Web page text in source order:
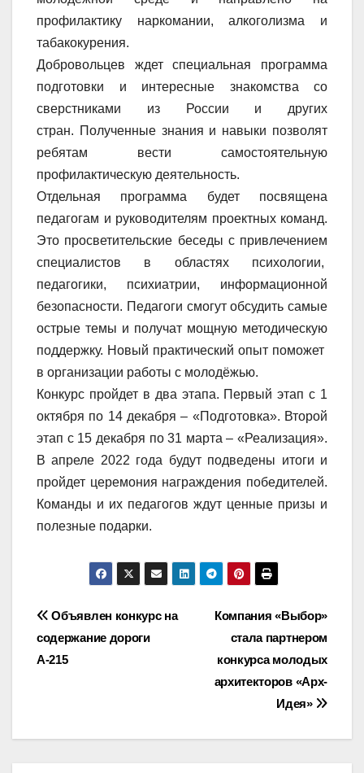
профилактику наркомании, алкоголизма и
табакокурения.
Добровольцев ждет специальная программа
подготовки и интересные знакомства со
сверстниками из России и других
стран. Полученные знания и навыки позволят
ребятам вести самостоятельную
профилактическую деятельность.
Отдельная программа будет посвящена
педагогам и руководителям проектных команд.
Это просветительские беседы с привлечением
специалистов в областях психологии,
педагогики, психиатрии, информационной
безопасности. Педагоги смогут обсудить самые
острые темы и получат мощную методическую
поддержку. Новый практический опыт поможет
в организации работы с молодёжью.
Конкурс пройдет в два этапа. Первый этап с 1
октября по 14 декабря – «Подготовка». Второй
этап с 15 декабря по 31 марта – «Реализация».
В апреле 2022 года будут подведены итоги и
пройдет церемония награждения победителей.
Команды и их педагогов ждут ценные призы и
полезные подарки.
Навигация
по
Компания «Выбор»
стала партнером
конкурса молодых
архитекторов «Арх-
Идея»
Объявлен конкурс на
содержание дороги
А-215